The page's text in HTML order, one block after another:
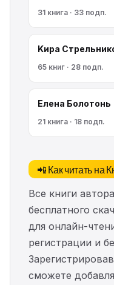
31 книга · 33 подп.
Kирa
65 книг · 28 подп.
Елена Болотонь
21 книга · 18 подп.
📲 Как читать на
Все книги
бесплатного
для онлайн-
регистрации и
сможете